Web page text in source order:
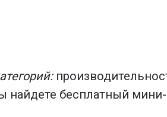
бесплатный мини-